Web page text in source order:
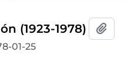
(1923-1978)
01-25